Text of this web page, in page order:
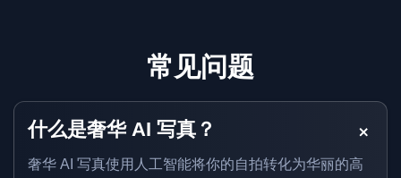
常见问题
什么是奢华 AI 写真？
奢华 AI 写真使用人工智能将你的自拍转化为华丽的高